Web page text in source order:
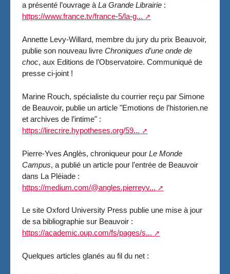
a présenté l’ouvrage à La Grande Librairie:
https://www.france.tv/france-5/la-g...
Annette Levy-Willard, membre du jury du prix Beauvoir,
publie son nouveau livre Chroniques d’une onde de
choc, aux Editions de l’Observatoire. Communiqué de
presse ci-joint !
Marine Rouch, spécialiste du courrier reçu par Simone
de Beauvoir, publie un article "Emotions de l’historien.ne
et archives de l’intime" :
https://lirecrire.hypotheses.org/59...
Pierre-Yves Anglès, chroniqueur pour Le Monde
Campus, a publié un article pour l’entrée de Beauvoir
dans La Pléiade :
https://medium.com/@angles.pierreyv...
Le site Oxford University Press publie une mise à jour
de sa bibliographie sur Beauvoir :
https://academic.oup.com/fs/pages/s...
Quelques articles glanés au fil du net :